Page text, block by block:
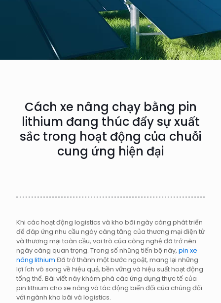
Cách xe nâng chạy bằng pin
lithium đang thúc đẩy sự xuất
sắc trong hoạt động của chuỗi
cung ứng hiện đại
Khi các hoạt động logistics và kho bãi ngày càng phát triển
để đáp ứng nhu cầu ngày càng tăng của thương mại điện tử
và thương mại toàn cầu, vai trò của công nghệ đã trở nên
ngày càng quan trọng. Trong số những tiến bộ này, pin xe
nâng lithium Đã trở thành một bước ngoặt, mang lại những
lợi ích vô song về hiệu quả, bền vững và hiệu suất hoạt động
tổng thể. Bài viết này khám phá các ứng dụng thực tế của
pin lithium cho xe nâng và tác động biến đổi của chúng đối
với ngành kho bãi và logistics.